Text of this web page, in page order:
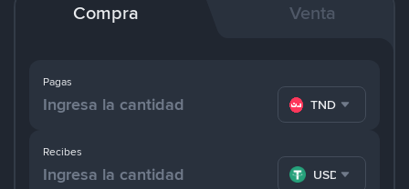
Compra Venta
Pagas
TND
Recibes
USDT